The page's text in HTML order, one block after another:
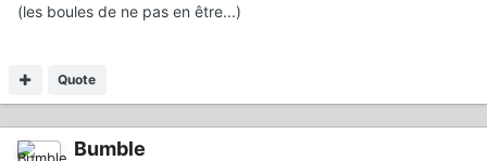
(les boules de ne pas en être...)
Quote
Bumble